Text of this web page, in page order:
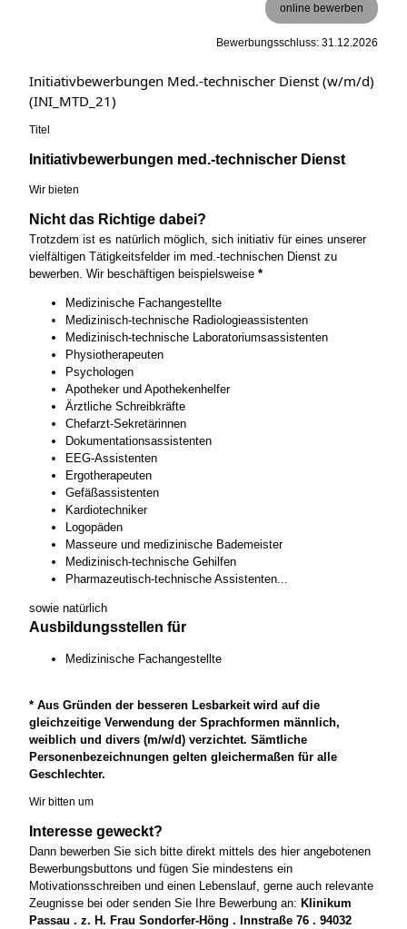
online bewerben
Bewerbungsschluss: 31.12.2026
Initiativbewerbungen Med.-technischer Dienst (w/m/d)
(INI_MTD_21)
Titel
Initiativbewerbungen med.-technischer Dienst
Wir bieten
Nicht das Richtige dabei?
Trotzdem ist es natürlich möglich, sich initiativ für eines unserer
vielfältigen Tätigkeitsfelder im med.-technischen Dienst zu
bewerben. Wir beschäftigen beispielsweise *
Medizinische Fachangestellte
Medizinisch-technische Radiologieassistenten
Medizinisch-technische Laboratoriumsassistenten
Physiotherapeuten
Psychologen
Apotheker und Apothekenhelfer
Ärztliche Schreibkräfte
Chefarzt-Sekretärinnen
Dokumentationsassistenten
EEG-Assistenten
Ergotherapeuten
Gefäßassistenten
Kardiotechniker
Logopäden
Masseure und medizinische Bademeister
Medizinisch-technische Gehilfen
Pharmazeutisch-technische Assistenten...
sowie natürlich
Ausbildungsstellen für
Medizinische Fachangestellte
* Aus Gründen der besseren Lesbarkeit wird auf die
gleichzeitige Verwendung der Sprachformen männlich,
weiblich und divers (m/w/d) verzichtet. Sämtliche
Personenbezeichnungen gelten gleichermaßen für alle
Geschlechter.
Wir bitten um
Interesse geweckt?
Dann bewerben Sie sich bitte direkt mittels des hier angebotenen
Bewerbungsbuttons und fügen Sie mindestens ein
Motivationsschreiben und einen Lebenslauf, gerne auch relevante
Zeugnisse bei oder senden Sie Ihre Bewerbung an: Klinikum
Passau . z. H. Frau Sondorfer-Höng . Innstraße 76 . 94032